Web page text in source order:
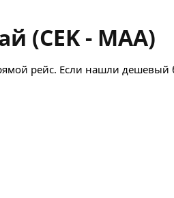
(CEK - MAA)
рейс. Если нашли дешевый